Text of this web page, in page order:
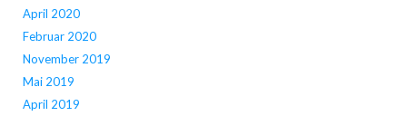
April 2020
Februar 2020
November 2019
Mai 2019
April 2019